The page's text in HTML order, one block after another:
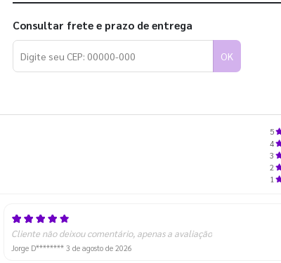
Consultar frete e prazo de entrega
OK
5
4
3
2
1
Cliente não deixou comentário, apenas a avaliação
Jorge D******** 3 de agosto de 2026